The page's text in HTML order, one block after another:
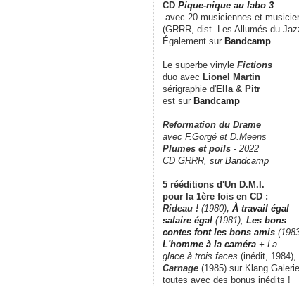
CD Pique-nique au labo 3
avec 20 musiciennes et
(GRRR, dist. Les Allumés du
Également sur Bandcamp
Le superbe vinyle Fictions
duo avec Lionel Martin
sérigraphie d'Ella & Pitr
est sur Bandcamp
Reformation du Drame
avec F.Gorgé et D.Meens
Plumes et poils - 2022
CD GRRR, sur Bandcamp
5 rééditions d'Un D.M.I.
pour la 1ère fois en CD :
Rideau ! (1980), À travail égal
salaire égal (1981), Les bons
contes font les bons amis
L'homme à la caméra + La
glace à trois faces (inédit, 1984),
Carnage (1985) sur Klang Galerie
toutes avec des bonus inédits !